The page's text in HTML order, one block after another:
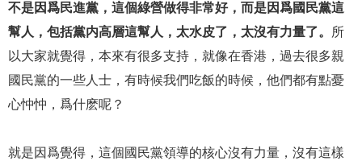
不是因爲民進黨，這個綠營做得非常好，而是因爲國民黨這
幫人，包括黨内高層這幫人，太水皮了，太沒有力量了。
所
以大家就覺得，本來有很多支持，就像在香港，過去很多親
國民黨的一些人士，有時候我們吃飯的時候，他們都有點憂
心忡忡，爲什麽呢？
就是因爲覺得，這個國民黨領導的核心沒有力量，沒有這樣